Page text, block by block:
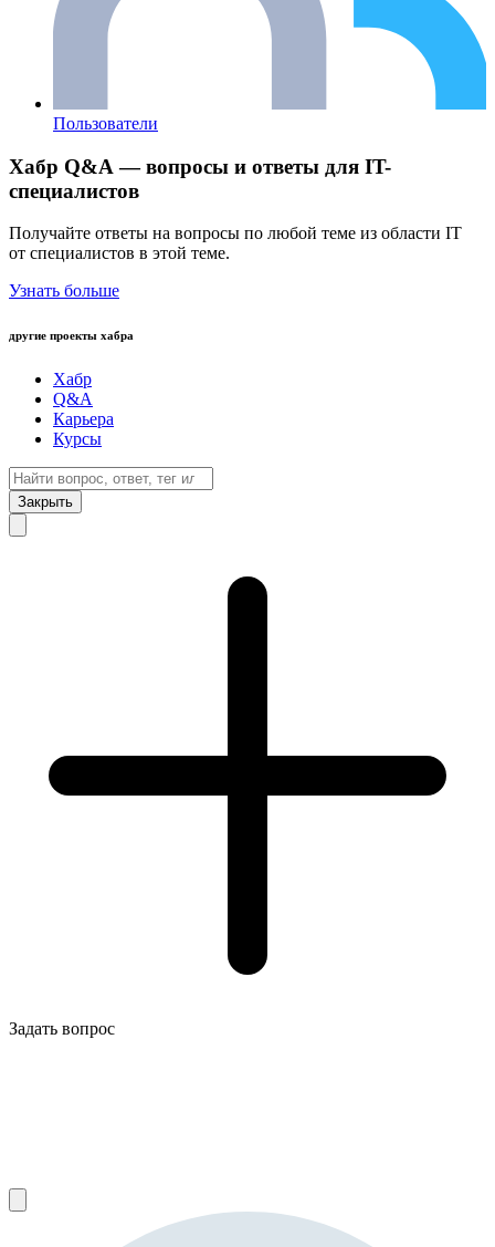
Пользователи
Хабр Q&A — вопросы и ответы для IT-
специалистов
Получайте ответы на вопросы по любой теме из области IT
от специалистов в этой теме.
Узнать больше
другие проекты хабра
Хабр
Q&A
Карьера
Курсы
Закрыть
Задать вопрос